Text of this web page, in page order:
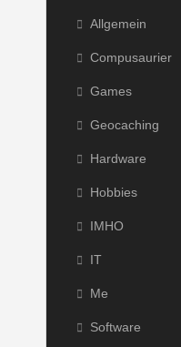
Allgemein
Compusaurier
Games
Geocaching
Hardware
Hobbies
IMHO
IT
Me
Software